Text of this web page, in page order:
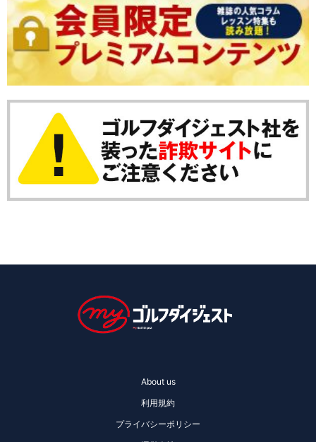
About us
利用規約
プライバシーポリシー